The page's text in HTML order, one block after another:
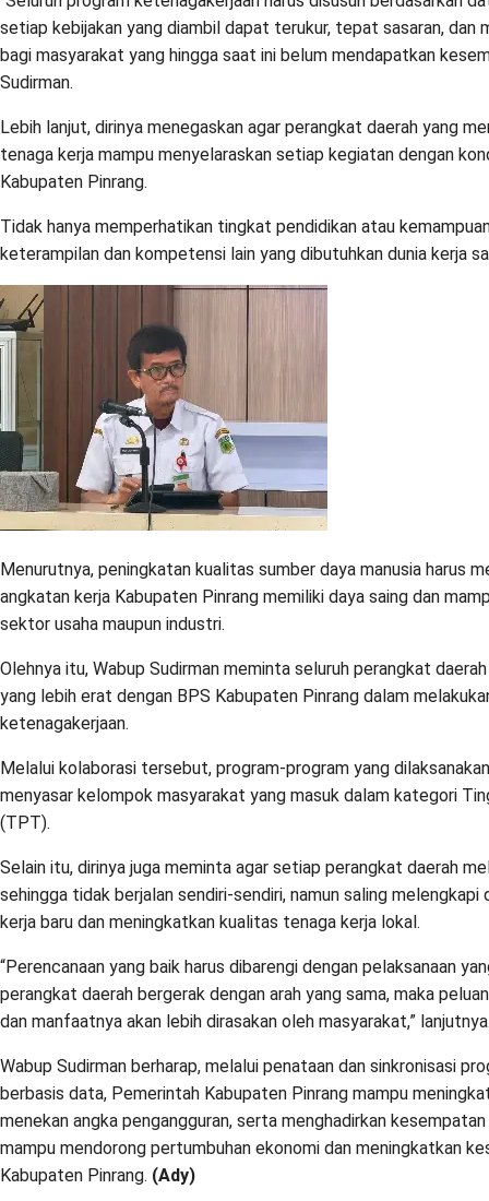
setiap kebijakan yang diambil dapat terukur, tepat sasaran, dan
bagi masyarakat yang hingga saat ini belum mendapatkan
Sudirman.
Lebih lanjut, dirinya menegaskan agar perangkat daerah yang
tenaga kerja mampu menyelaraskan setiap kegiatan dengan
Kabupaten Pinrang.
Tidak hanya memperhatikan tingkat pendidikan atau
keterampilan dan kompetensi lain yang dibutuhkan dunia kerja
Menurutnya, peningkatan kualitas sumber daya manusia harus
angkatan kerja Kabupaten Pinrang memiliki daya saing dan
sektor usaha maupun industri.
Olehnya itu, Wabup Sudirman meminta seluruh perangkat
yang lebih erat dengan BPS Kabupaten Pinrang dalam
ketenagakerjaan.
Melalui kolaborasi tersebut, program-program yang
menyasar kelompok masyarakat yang masuk dalam kategori
(TPT).
Selain itu, dirinya juga meminta agar setiap perangkat daerah
sehingga tidak berjalan sendiri-sendiri, namun saling
kerja baru dan meningkatkan kualitas tenaga kerja lokal.
“Perencanaan yang baik harus dibarengi dengan pelaksanaan
perangkat daerah bergerak dengan arah yang sama, maka
dan manfaatnya akan lebih dirasakan oleh masyarakat,”
Wabup Sudirman berharap, melalui penataan dan sinkronisasi
berbasis data, Pemerintah Kabupaten Pinrang mampu
menekan angka pengangguran, serta menghadirkan
mampu mendorong pertumbuhan ekonomi dan meningkatkan
Kabupaten Pinrang. (Ady)